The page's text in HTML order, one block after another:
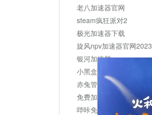
老八加速器官网
steam疯狂派对2
极光加速器下载
旋风npv加速器官网2023
银河加速器
小黑盒加速器加速
赤兔管理平台
免费加速器
哔咔免费加速服务器